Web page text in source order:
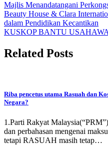
Majlis Menandatangani
Beauty House & Clara
dalam Pendidikan Kecantikan
KUSKOP BANTU
Related Posts
Riba pencetus utama Rasuah dan
Negara?
1.Parti Rakyat
dan perbahasan mengenai
tetapi RASUAH masih tetap…